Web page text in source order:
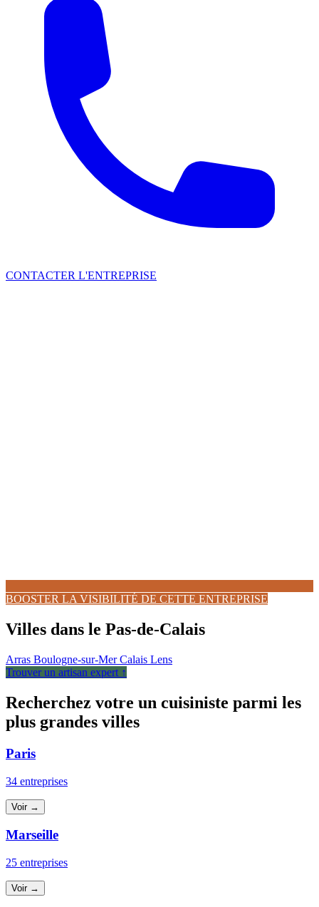
CONTACTER L'ENTREPRISE
BOOSTER LA VISIBILITÉ DE CETTE ENTREPRISE
Villes dans le Pas-de-Calais
Arras Boulogne-sur-MerCalais Lens
Trouver un artisan expert ↑
Recherchez votre un cuisiniste parmi les
plus grandes villes
Paris
34 entreprises
Voir →
Marseille
25 entreprises
Voir →